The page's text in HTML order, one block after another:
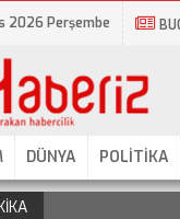
2026 Perşembe
DÜNYA POLİTİKA